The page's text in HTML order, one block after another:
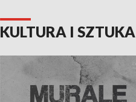
KULTURA I SZTUKA